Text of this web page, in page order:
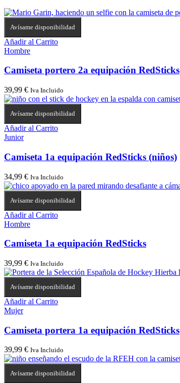
Avísame disponibilidad
Añadir al Carrito
Hombre
Camiseta portero 2a equipación RedSticks
39,99 € Iva Incluido
Avísame disponibilidad
Añadir al Carrito
Junior
Camiseta 1a equipación RedSticks (niños)
34,99 € Iva Incluido
Avísame disponibilidad
Añadir al Carrito
Hombre
Camiseta 1a equipación RedSticks
39,99 € Iva Incluido
Avísame disponibilidad
Añadir al Carrito
Mujer
Camiseta portera 1a equipación RedSticks
39,99 € Iva Incluido
Avísame disponibilidad